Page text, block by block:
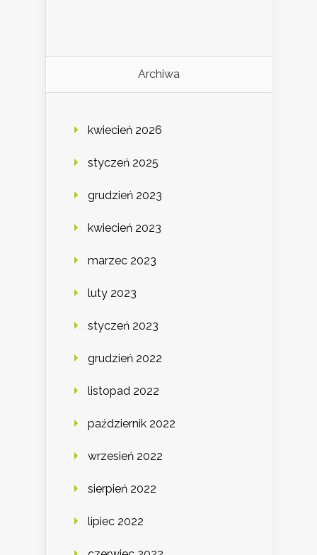
Archiwa
kwiecień 2026
styczeń 2025
grudzień 2023
kwiecień 2023
marzec 2023
luty 2023
styczeń 2023
grudzień 2022
listopad 2022
październik 2022
wrzesień 2022
sierpień 2022
lipiec 2022